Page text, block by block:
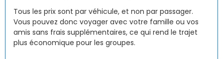
Tous les prix sont par véhicule, et non par passager.
Vous pouvez donc voyager avec votre famille ou vos
amis sans frais supplémentaires, ce qui rend le trajet
plus économique pour les groupes.